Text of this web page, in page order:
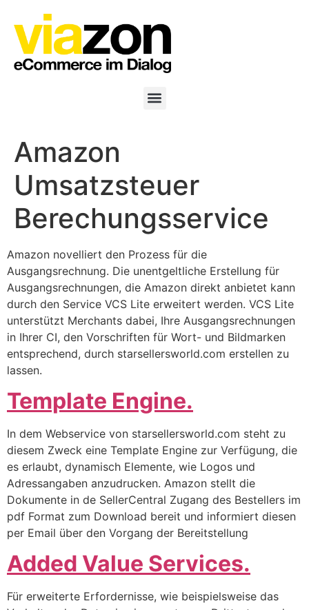
Amazon
Umsatzsteuer
Berechungsservice
Amazon novelliert den Prozess für die
Ausgangsrechnung. Die unentgeltliche Erstellung für
Ausgangsrechnungen, die Amazon direkt anbietet kann
durch den Service VCS Lite erweitert werden. VCS Lite
unterstützt Merchants dabei, Ihre Ausgangsrechnungen
in Ihrer CI, den Vorschriften für Wort- und Bildmarken
entsprechend, durch starsellersworld.com erstellen zu
lassen.
Template Engine.
In dem Webservice von starsellersworld.com steht zu
diesem Zweck eine Template Engine zur Verfügung, die
es erlaubt, dynamisch Elemente, wie Logos und
Adressangaben anzudrucken. Amazon stellt die
Dokumente in de SellerCentral Zugang des Bestellers im
pdf Format zum Download bereit und informiert diesen
per Email über den Vorgang der Bereitstellung
Added Value Services.
Für erweiterte Erfordernisse, wie beispielsweise das